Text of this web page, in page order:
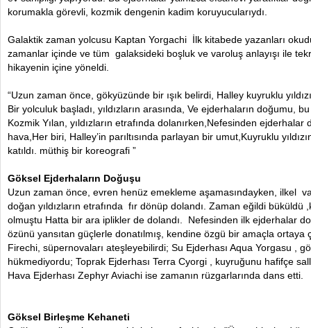
korumakla görevli, kozmik dengenin kadim koruyucularıydı.
Galaktik zaman yolcusu Kaptan Yorgachi İlk kitabede yazanları
zamanlar içinde ve tüm galaksideki boşluk ve varoluş anlayışı ile
hikayenin içine yöneldi.
“Uzun zaman önce, gökyüzünde bir ışık belirdi, Halley kuyruklu
Bir yolculuk başladı, yıldızların arasında, Ve ejderhaların doğumu,
Kozmik Yılan, yıldızların etrafında dolanırken,Nefesinden
hava,Her biri, Halley’in parıltısında parlayan bir umut,Kuyruklu
katıldı. müthiş bir koreografi ”
Göksel Ejderhaların Doğuşu
Uzun zaman önce, evren henüz emekleme aşamasındayken, ilkel
doğan yıldızların etrafında fır dönüp dolandı. Zaman eğildi büküldü
olmuştu Hatta bir ara iplikler de dolandı. Nefesinden ilk ejderhalar
özünü yansıtan güçlerle donatılmış, kendine özgü bir amaçla ortaya
Firechi, süpernovaları ateşleyebilirdi; Su Ejderhası Aqua Yorgasu ,
hükmediyordu; Toprak Ejderhası Terra Cyorgi , kuyruğunu hafifçe
Hava Ejderhası Zephyr Aviachi ise zamanın rüzgarlarında dans etti.
Göksel Birleşme Kehaneti